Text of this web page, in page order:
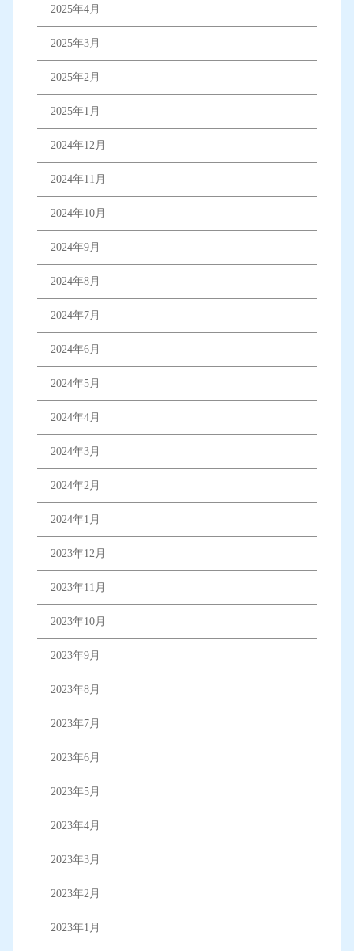
2025年4月
2025年3月
2025年2月
2025年1月
2024年12月
2024年11月
2024年10月
2024年9月
2024年8月
2024年7月
2024年6月
2024年5月
2024年4月
2024年3月
2024年2月
2024年1月
2023年12月
2023年11月
2023年10月
2023年9月
2023年8月
2023年7月
2023年6月
2023年5月
2023年4月
2023年3月
2023年2月
2023年1月